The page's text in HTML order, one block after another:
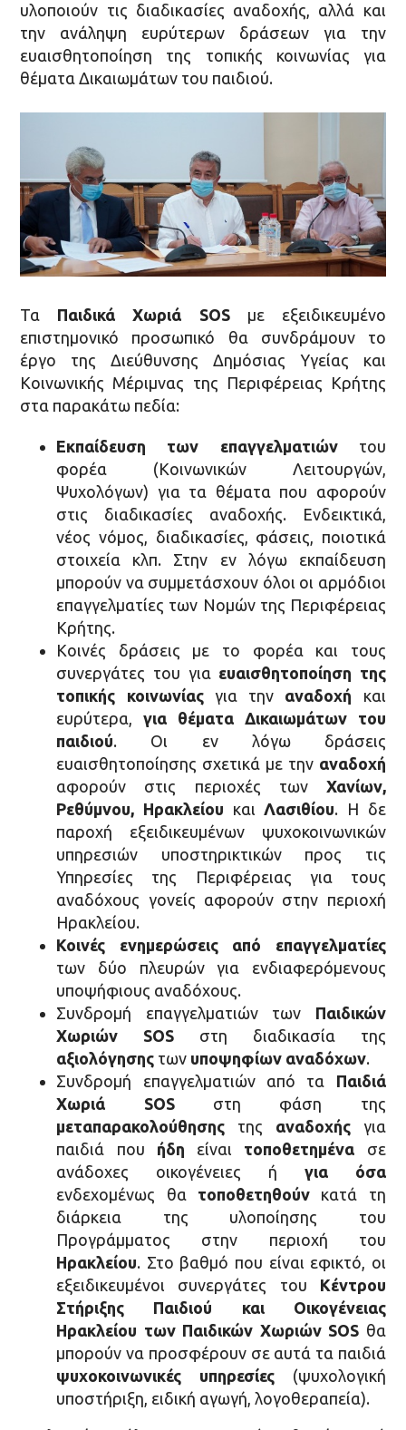
υλοποιούν τις διαδικασίες αναδοχής, αλλά και
την ανάληψη ευρύτερων δράσεων για την
ευαισθητοποίηση της τοπικής κοινωνίας για
θέματα Δικαιωμάτων του παιδιού.
Τα Παιδικά Χωριά SOSμε εξειδικευμένο
επιστημονικό προσωπικό θα συνδράμουν το
έργο της Διεύθυνσης Δημόσιας Υγείας και
Κοινωνικής Μέριμνας της Περιφέρειας Κρήτης
στα παρακάτω πεδία:
Εκπαίδευση των επαγγελματιώντου
φορέα (Κοινωνικών Λειτουργών,
Ψυχολόγων) για τα θέματα που αφορούν
στις διαδικασίες αναδοχής. Ενδεικτικά,
νέος νόμος, διαδικασίες, φάσεις, ποιοτικά
στοιχεία κλπ. Στην εν λόγω εκπαίδευση
μπορούν να συμμετάσχουν όλοι οι αρμόδιοι
επαγγελματίες των Νομών της Περιφέρειας
Κρήτης.
Κοινές δράσεις με το φορέα και τους
συνεργάτες του για ευαισθητοποίηση της
τοπικής κοινωνίαςγια την αναδοχή και
ευρύτερα,για θέματα Δικαιωμάτων του
παιδιού. Οι εν λόγω δράσεις
ευαισθητοποίησης σχετικά με την αναδοχή
αφορούν στις περιοχές των Χανίων,
Ρεθύμνου, Ηρακλείου και Λασιθίου. Η δε
παροχή εξειδικευμένων ψυχοκοινωνικών
υπηρεσιών υποστηρικτικών προς τις
Υπηρεσίες της Περιφέρειας για τους
αναδόχους γονείς αφορούν στην περιοχή
Ηρακλείου.
Κοινές ενημερώσεις από επαγγελματίες
των δύο πλευρών για ενδιαφερόμενους
υποψήφιους αναδόχους.
Συνδρομή επαγγελματιών των Παιδικών
Χωριών SOS στη διαδικασία της
αξιολόγησης των υποψηφίων αναδόχων.
Συνδρομή επαγγελματιών από τα Παιδιά
Χωριά SOSστη φάση της
μεταπαρακολούθησης της αναδοχήςγια
παιδιά που ήδη είναι τοποθετημένα σε
ανάδοχες οικογένειες ή για όσα
ενδεχομένως θα τοποθετηθούν κατά τη
διάρκεια της υλοποίησης του
Προγράμματος στην περιοχή του
Ηρακλείου. Στο βαθμό που είναι εφικτό, οι
εξειδικευμένοι συνεργάτες του Κέντρου
Στήριξης Παιδιού και Οικογένειας
Ηρακλείου των Παιδικών Χωριών SOS θα
μπορούν να προσφέρουν σε αυτά τα παιδιά
ψυχοκοινωνικές υπηρεσίες (ψυχολογική
υποστήριξη, ειδική αγωγή, λογοθεραπεία).